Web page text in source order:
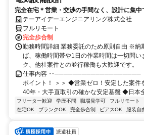
完全在宅＊営業・交渉の手間なく、設計に集中
テーアイデーエンジニアリング株式会社
フルリモート
完全歩合制
勤務時間詳細 業務委託のため原則自由 ※納
ば、稼働時間帯や1日の作業時間は一切問
ク、他社案件との並行稼働も大歓迎です。
仕事内容 ‥─────────────────── ＜
ポイント！ ＞＞ ◆営業ゼロ！安定した案
40年・大手直取引の確かな安定基盤 ◆日本
フリーター歓迎 学歴不問 職場見学可 フルリモート
在宅OK
ブランクOK 完全歩合制 ピアスOK 服装自
派遣社員